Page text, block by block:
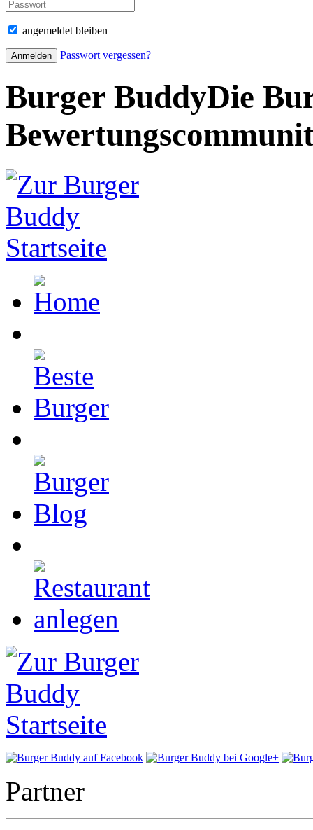
angemeldet bleiben
Passwort vergessen?
Burger BuddyDie
Partner